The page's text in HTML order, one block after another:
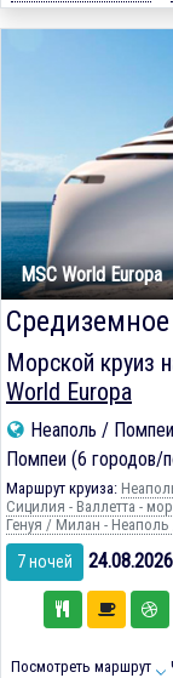
MSC World Europa
Морской круиз
World Europa
Неаполь / Помпеи
Помпеи (6 городов/
Маршрут круиза:
Сицилия - Валлетта -
Генуя / Милан -
7 ночей
Посмотреть маршрут